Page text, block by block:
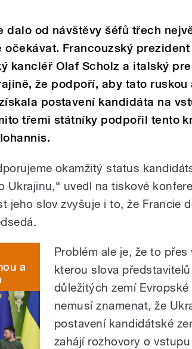
dalo od návštěvy šéfů třech
očekávat. Francouzský prezident
kancléř Olaf Scholz a italský
že podpoří, aby tato ruskou
postavení kandidáta na
třemi státníky podpořil tento
okamžitý status
Ukrajinu,“ uvedl na tiskové
jeho slov zvyšuje i to, že Francie
a
Problém ale je, že to přes
kterou slova
důležitých zemí Evropské
nemusí znamenat, že
postavení kandidátské
zahájí rozhovory o